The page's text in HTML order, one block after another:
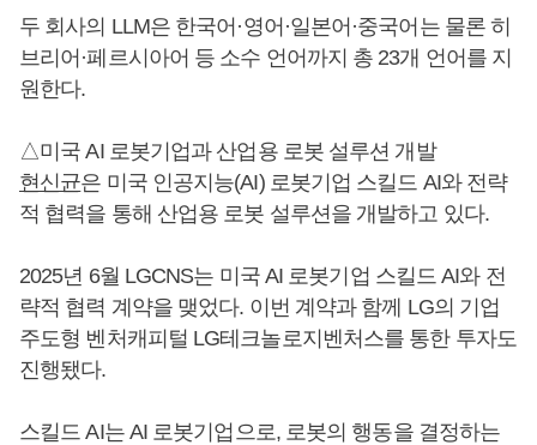
두 회사의 LLM은 한국어·영어·일본어·중국어는 물론 히
브리어·페르시아어 등 소수 언어까지 총 23개 언어를 지
원한다.
△미국 AI 로봇기업과 산업용 로봇 설루션 개발
현신균은 미국 인공지능(AI) 로봇기업 스킬드 AI와 전략
적 협력을 통해 산업용 로봇 설루션을 개발하고 있다.
2025년 6월 LGCNS는 미국 AI 로봇기업 스킬드 AI와 전
략적 협력 계약을 맺었다. 이번 계약과 함께 LG의 기업
주도형 벤처캐피털 LG테크놀로지벤처스를 통한 투자도
진행됐다.
스킬드 AI는 AI 로봇기업으로, 로봇의 행동을 결정하는